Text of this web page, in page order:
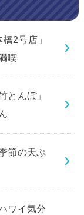
2号店」
喫
とんぼ」
節の天ぷ
ワイ気分